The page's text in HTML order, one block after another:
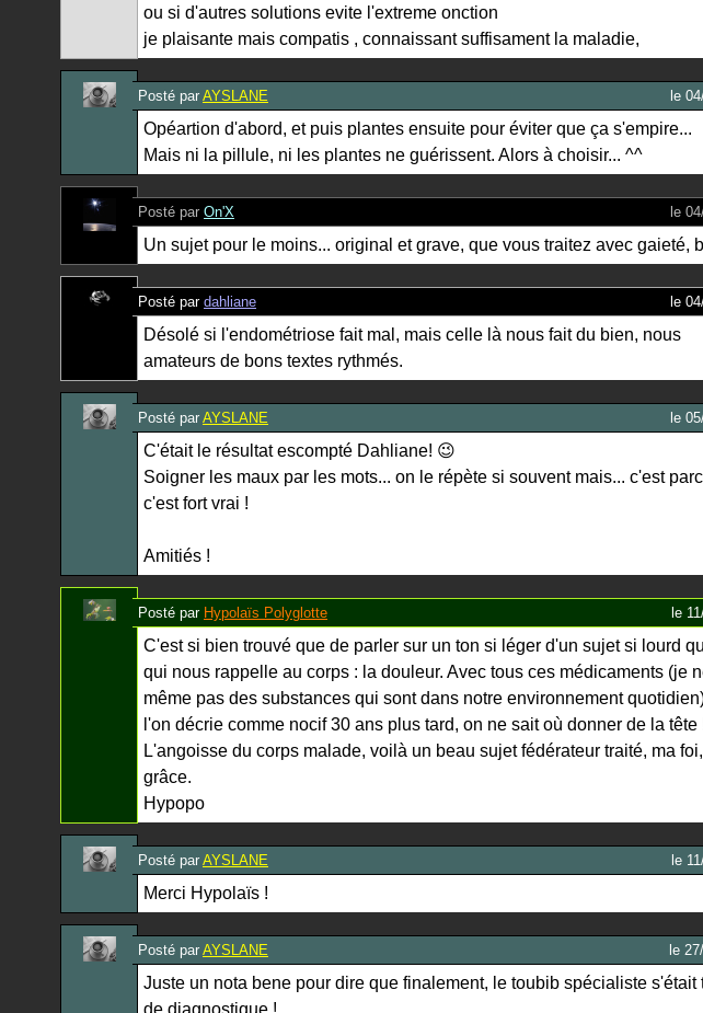
ou si d'autres solutions evite l'extreme onction
je plaisante mais compatis , connaissant suffisament la maladie,
Posté par AYSLANE le
Opéartion d'abord, et puis plantes ensuite pour éviter que ça s'empire...
Mais ni la pillule, ni les plantes ne guérissent. Alors à choisir... ^^
Posté par On'X le
Un sujet pour le moins... original et grave, que vous traitez avec gaieté,
Posté par dahliane le
Désolé si l'endométriose fait mal, mais celle là nous fait du bien, nous
amateurs de bons textes rythmés.
Posté par AYSLANE le
C'était le résultat escompté Dahliane! 😉
Soigner les maux par les mots... on le répète si souvent mais... c'est
c'est fort vrai !
Amitiés !
Posté par Hypolaïs Polyglotte le
C'est si bien trouvé que de parler sur un ton si léger d'un sujet si lourd
qui nous rappelle au corps : la douleur. Avec tous ces médicaments (je
même pas des substances qui sont dans notre environnement
l'on décrie comme nocif 30 ans plus tard, on ne sait où donner de la tête
L'angoisse du corps malade, voilà un beau sujet fédérateur traité, ma
grâce.
Hypopo
Posté par AYSLANE le
Merci Hypolaïs !
Posté par AYSLANE le
Juste un nota bene pour dire que finalement, le toubib spécialiste s'était
de diagnostique !